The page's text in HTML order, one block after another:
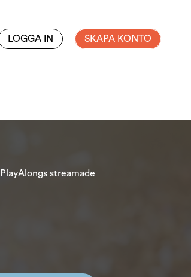
LOGGA IN SKAPA KONTO
streamade